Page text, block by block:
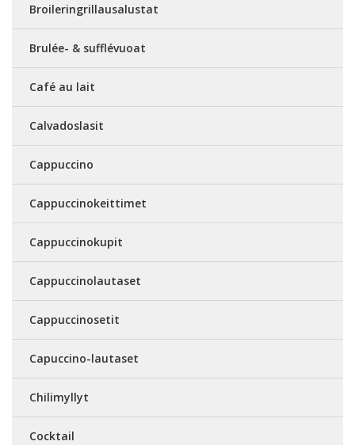
Broileringrillausalustat
Brulée- & sufflévuoat
Café au lait
Calvadoslasit
Cappuccino
Cappuccinokeittimet
Cappuccinokupit
Cappuccinolautaset
Cappuccinosetit
Capuccino-lautaset
Chilimyllyt
Cocktail